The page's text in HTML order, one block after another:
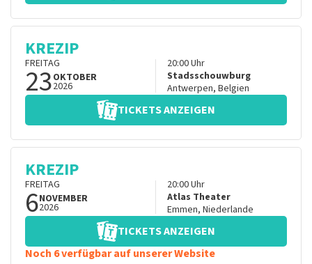
KREZIP
FREITAG
23OKTOBER
2026
20:00Uhr
Stadsschouwburg
Antwerpen, Belgien
TICKETS ANZEIGEN
KREZIP
FREITAG
6NOVEMBER
2026
20:00Uhr
Atlas Theater
Emmen, Niederlande
TICKETS ANZEIGEN
Noch 6 verfügbar auf unserer Website